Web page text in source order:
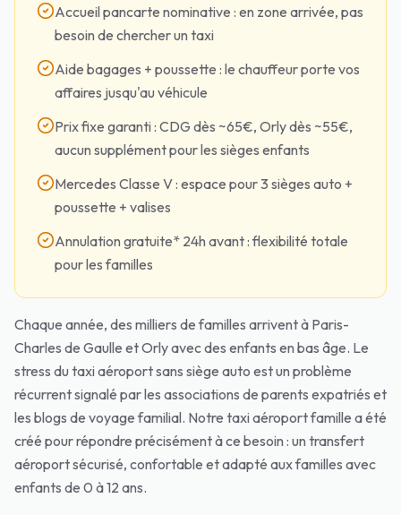
Accueil pancarte nominative : en zone arrivée, pas
besoin de chercher un taxi
Aide bagages + poussette : le chauffeur porte vos
affaires jusqu'au véhicule
Prix fixe garanti : CDG dès ~65€, Orly dès ~55€,
aucun supplément pour les sièges enfants
Mercedes Classe V : espace pour 3 sièges auto +
poussette + valises
Annulation gratuite* 24h avant : flexibilité totale
pour les familles
Chaque année, des milliers de familles arrivent à Paris-
Charles de Gaulle et Orly avec des enfants en bas âge. Le
stress du taxi aéroport sans siège auto est un problème
récurrent signalé par les associations de parents expatriés et
les blogs de voyage familial. Notre taxi aéroport famille a été
créé pour répondre précisément à ce besoin : un transfert
aéroport sécurisé, confortable et adapté aux familles avec
enfants de 0 à 12 ans.